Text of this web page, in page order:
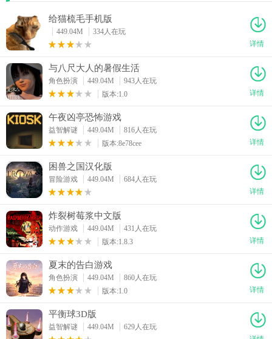
给猫梳毛手机版
449.04M
334人在玩
详情
与八尺大人的暑假生活
角色扮演 449.04M
943人在玩
版本:1.0
详情
午夜凶亭恐怖游戏
益智解谜 449.04M
816人在玩
版本:8e78cee
详情
困兽之国汉化版
冒险游戏 449.04M
684人在玩
详情
炸裂树莓浆中文版
动作游戏 449.04M
431人在玩
版本:1.8.3
详情
夏末的告白游戏
角色扮演 449.04M
860人在玩
版本:1.0
详情
平衡球3D版
益智解谜 449.04M
629人在玩